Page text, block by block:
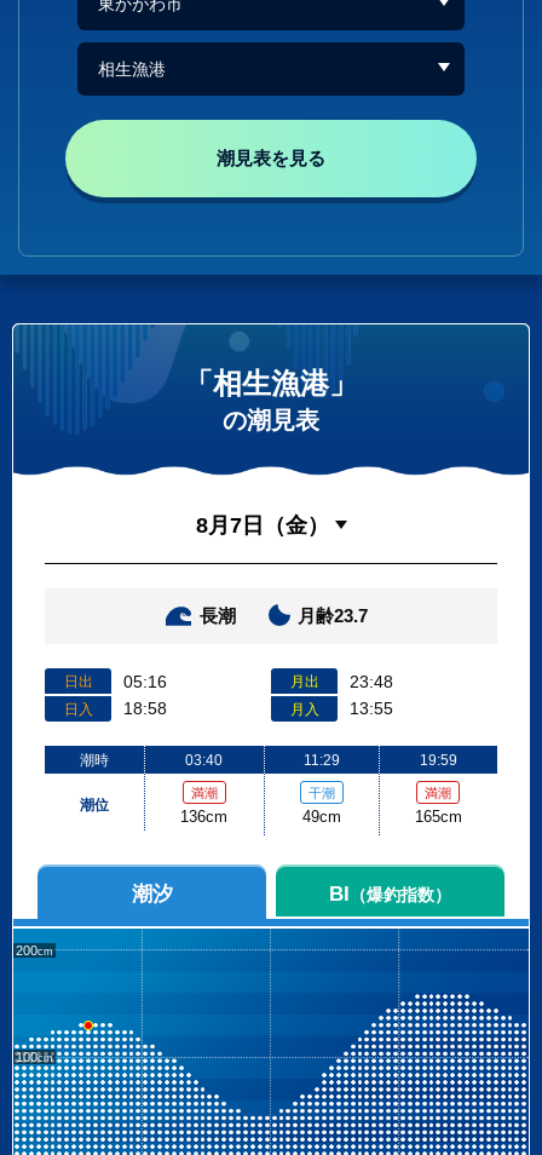
潮見表を見る
「相生漁港」
の潮見表
長潮 月齢23.7
日出 05:16
日入 18:58
月出 23:48
月入 13:55
潮時
潮位
03:40
満潮
136cm
11:29
干潮
49cm
19:59
満潮
165cm
潮汐 BI （爆釣指数）
200
100